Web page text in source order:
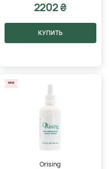
2202 ₴
КУПИТЬ
NEW
Orising